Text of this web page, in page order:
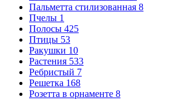
Пальметта стилизованная 8
Пчелы 1
Полосы 425
Птицы 53
Ракушки 10
Растения 533
Ребристый 7
Решетка 168
Розетта в орнаменте 8